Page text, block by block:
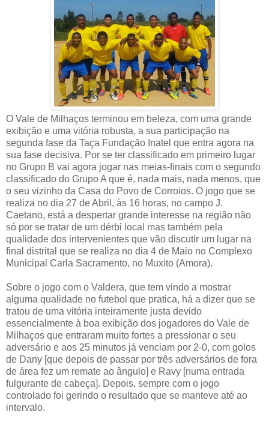
O Vale de Milhaços terminou em beleza, com uma grande
exibição e uma vitória robusta, a sua participação na
segunda fase da Taça Fundação Inatel que entra agora na
sua fase decisiva. Por se ter classificado em primeiro lugar
no Grupo B vai agora jogar nas meias-finais com o segundo
classificado do Grupo A que é, nada mais, nada menos, que
o seu vizinho da Casa do Povo de Corroios. O jogo que se
realiza no dia 27 de Abril, às 16 horas, no campo J.
Caetano, está a despertar grande interesse na região não
só por se tratar de um dérbi local mas também pela
qualidade dos intervenientes que vão discutir um lugar na
final distrital que se realiza no dia 4 de Maio no Complexo
Municipal Carla Sacramento, no Muxito (Amora).
Sobre o jogo com o Valdera, que tem vindo a mostrar
alguma qualidade no futebol que pratica, há a dizer que se
tratou de uma vitória inteiramente justa devido
essencialmente à boa exibição dos jogadores do Vale de
Milhaços que entraram muito fortes a pressionar o seu
adversário e aos 25 minutos já venciam por 2-0, com golos
de Dany [que depois de passar por três adversários de fora
de área fez um remate ao ângulo] e Ravy [numa entrada
fulgurante de cabeça]. Depois, sempre com o jogo
controlado foi gerindo o resultado que se manteve até ao
intervalo.